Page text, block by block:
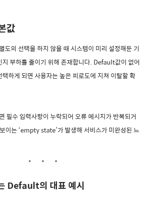
값
의 선택을 하지 않을 때 시스템이 미리 설정해둔 기
지 부하를 줄이기 위해 존재합니다. Default값이 없어
하게 되면 사용자는 높은 피로도에 지쳐 이탈할 확
필수 입력사항이 누락되어 오류 메시지가 반복되거
이는 ‘empty state’가 발생해 서비스가 미완성된 느
Default의 대표 예시